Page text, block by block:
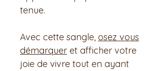
tenue.
Avec cette sangle, osez vous
démarquer et afficher votre
joie de vivre tout en ayant